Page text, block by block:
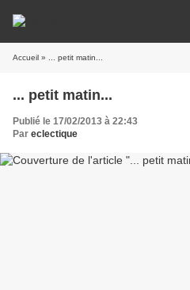
Accueil » ... petit matin...
... petit matin...
Publié le 17/02/2013 à 22:43
Par eclectique